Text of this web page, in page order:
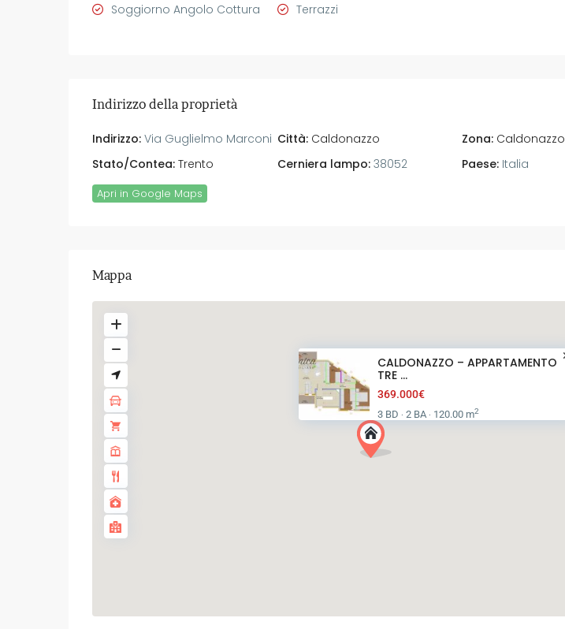
Soggiorno Angolo Cottura
Terrazzi
Indirizzo della proprietà
Indirizzo: Via Guglielmo Marconi Città: Caldonazzo Zona: Caldonazzo
Stato/Contea: Trento Cerniera lampo:38052 Paese: Italia
Apri in Google Maps
Mappa
CALDONAZZO – APPARTAMENTO
TRE ...
369.000€
3 BD · 2 BA · 120.00 m2